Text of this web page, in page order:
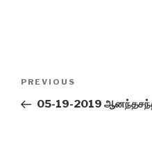
Previous
Post
PREVIOUS
05-19-2019